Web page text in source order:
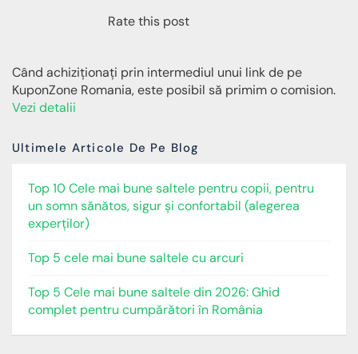
Rate this post
Când achiziționați prin intermediul unui link de pe
KuponZone Romania, este posibil să primim o comision.
Vezi detalii
Ultimele Articole De Pe Blog
Top 10 Cele mai bune saltele pentru copii, pentru
un somn sănătos, sigur și confortabil (alegerea
experților)
Top 5 cele mai bune saltele cu arcuri
Top 5 Cele mai bune saltele din 2026: Ghid
complet pentru cumpărători în România